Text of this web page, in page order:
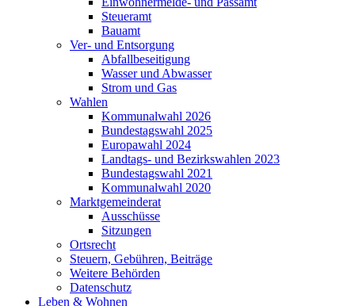
Steueramt
Bauamt
Ver- und Entsorgung
Abfallbeseitigung
Wasser und Abwasser
Strom und Gas
Wahlen
Kommunalwahl 2026
Bundestagswahl 2025
Europawahl 2024
Landtags- und Bezirkswahlen 2023
Bundestagswahl 2021
Kommunalwahl 2020
Marktgemeinderat
Ausschüsse
Sitzungen
Ortsrecht
Steuern, Gebühren, Beiträge
Weitere Behörden
Datenschutz
Leben & Wohnen